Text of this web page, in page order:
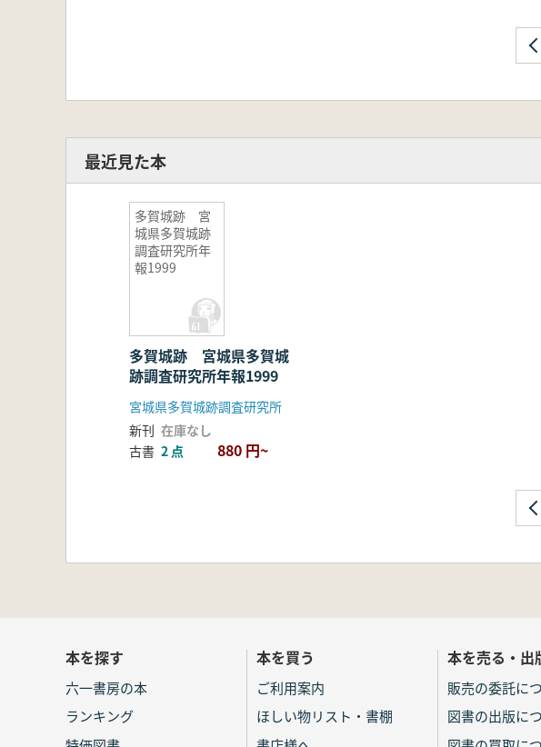
最近見た本
多賀城跡 宮
城県多賀城跡
調査研究所年
報1999
多賀城跡 宮城県多賀城
跡調査研究所年報1999
宮城県多賀城跡調査研究所
新刊 在庫なし
古書 2 点 880 円~
本を探す
六一書房の本
ランキング
本を買う
ご利用案内
ほしい物リスト・書棚
本を売る・出
販売の委託に
図書の出版に